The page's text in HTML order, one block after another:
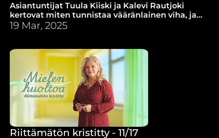
Asiantuntijat Tuula Kiiski ja Kalevi Rautjoki
kertovat miten tunnistaa vääränlainen viha, ja
kuinka toimia vaikeiden vihatunteiden kanssa.
19 Mar, 2025
Riittämätön kristitty - 11/17